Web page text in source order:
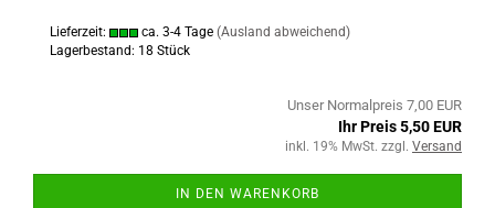
Lieferzeit: ca. 3-4 Tage (Ausland abweichend)
Lagerbestand: 18 Stück
Unser Normalpreis 7,00 EUR
Ihr Preis 5,50 EUR
inkl. 19% MwSt. zzgl. Versand
IN DEN WARENKORB